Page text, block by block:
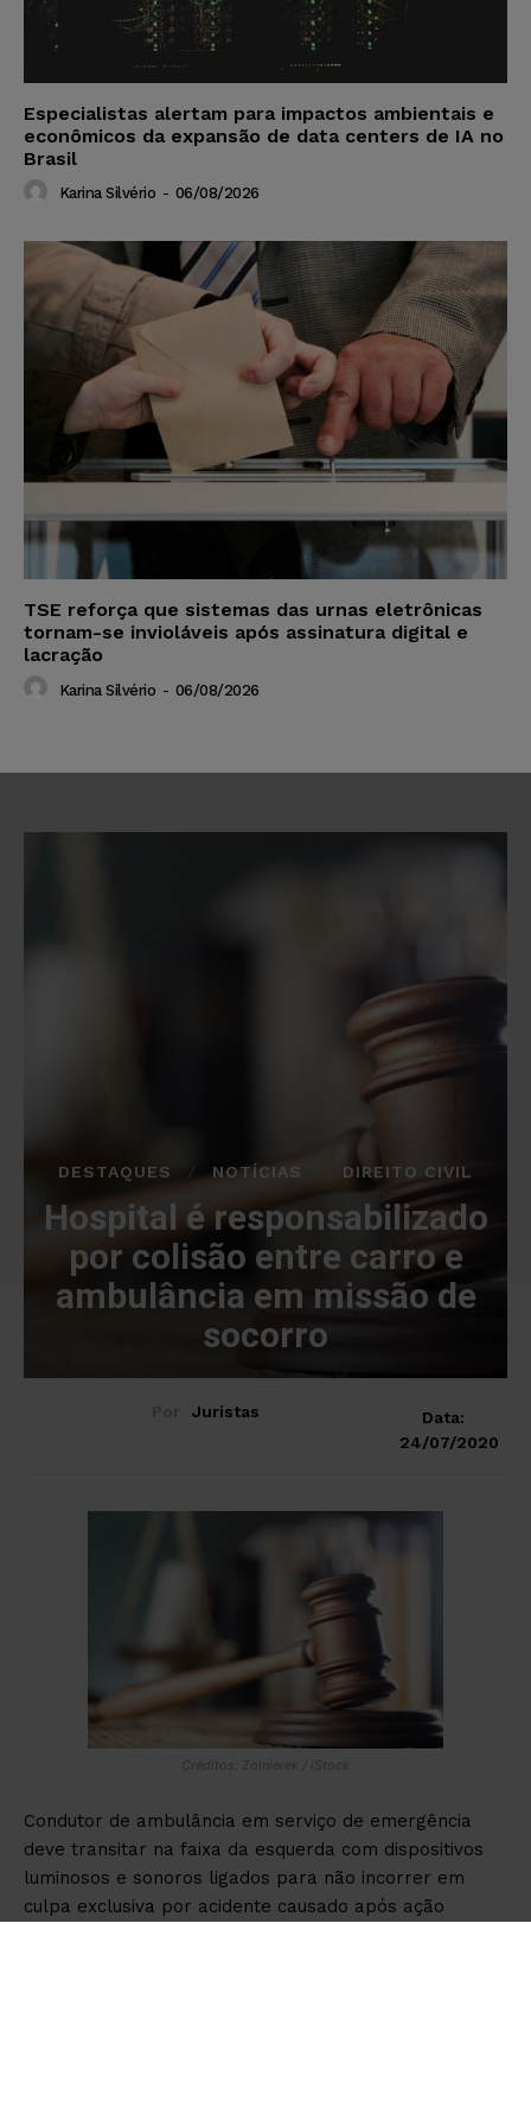
Especialistas alertam para impactos ambientais e
econômicos da expansão de data centers de IA no
Brasil
Karina Silvério - 06/08/2026
TSE reforça que sistemas das urnas eletrônicas
tornam-se invioláveis após assinatura digital e
lacração
Karina Silvério - 06/08/2026